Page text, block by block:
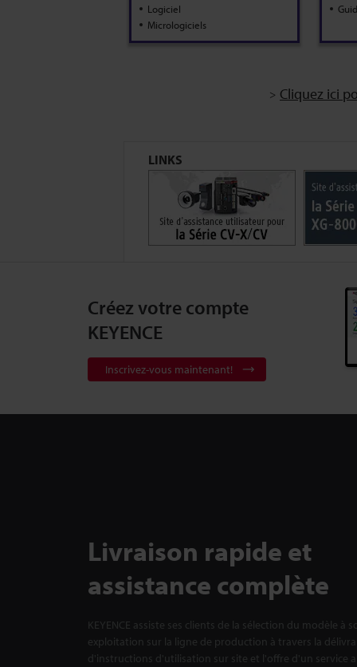
Logiciel
Micrologiciels
Cliquez ici
LINKS
Créez votre compte
KEYENCE
Inscrivez-vous maintenant!
Livraison rapide et
assistance complète
KEYENCE assiste ses clients de la sélection du modèle à
exploitation sur la ligne de production à travers la
d'instructions d'utilisation sur site et l'offre d'un service